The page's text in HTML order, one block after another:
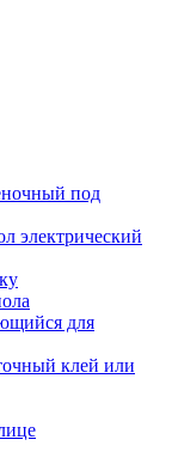
под
электрический
для
клей или